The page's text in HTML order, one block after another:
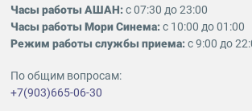
Часы работы АШАН:с 07:30 до 23:00
Часы работы Мори Синема:с 10:00 до 01:00
Режим работы службы приема:с 9:00 до
По общим вопросам:
+7(903)665-06-30